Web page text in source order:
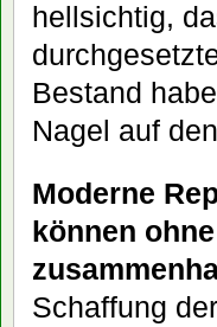
hellsichtig,
Bestand
Nagel auf
Moderne
können
Schaffung